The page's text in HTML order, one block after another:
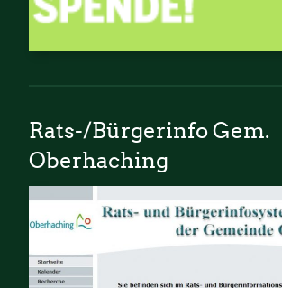
Rats-/Bürgerinfo Gem.
Oberhaching